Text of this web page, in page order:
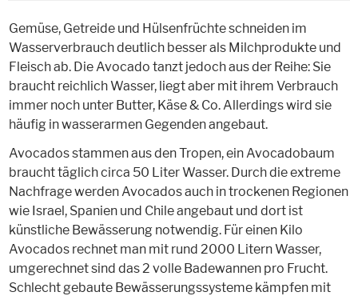
Gemüse, Getreide und Hülsenfrüchte schneiden im
Wasserverbrauch deutlich besser als Milchprodukte und
Fleisch ab. Die Avocado tanzt jedoch aus der Reihe: Sie
braucht reichlich Wasser, liegt aber mit ihrem Verbrauch
immer noch unter Butter, Käse & Co. Allerdings wird sie
häufig in wasserarmen Gegenden angebaut.
Avocados stammen aus den Tropen, ein Avocadobaum
braucht täglich circa 50 Liter Wasser. Durch die extreme
Nachfrage werden Avocados auch in trockenen Regionen
wie Israel, Spanien und Chile angebaut und dort ist
künstliche Bewässerung notwendig. Für einen Kilo
Avocados rechnet man mit rund 2000 Litern Wasser,
umgerechnet sind das 2 volle Badewannen pro Frucht.
Schlecht gebaute Bewässerungssysteme kämpfen mit